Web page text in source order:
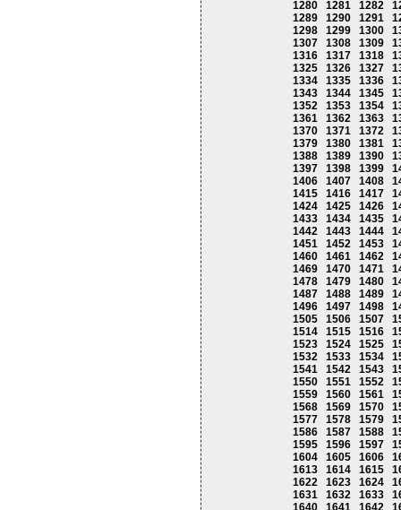
1280
1281 1282
1289
1290 1291
1298
1299 1300
1307
1308 1309
1316
1317 1318
1325
1326 1327
1334
1335 1336
1343
1344 1345
1352
1353 1354
1361
1362 1363
1370
1371 1372
1379
1380 1381
1388
1389 1390
1397
1398 1399
1406
1407 1408
1415
1416 1417
1424
1425 1426
1433
1434 1435
1442
1443 1444
1451
1452 1453
1460
1461 1462
1469
1470 1471
1478
1479 1480
1487
1488 1489
1496
1497 1498
1505
1506 1507
1514
1515 1516
1523
1524 1525
1532
1533 1534
1541
1542 1543
1550
1551 1552
1559
1560 1561
1568
1569 1570
1577
1578 1579
1586
1587 1588
1595
1596 1597
1604
1605 1606
1613
1614 1615
1622
1623 1624
1631
1632 1633